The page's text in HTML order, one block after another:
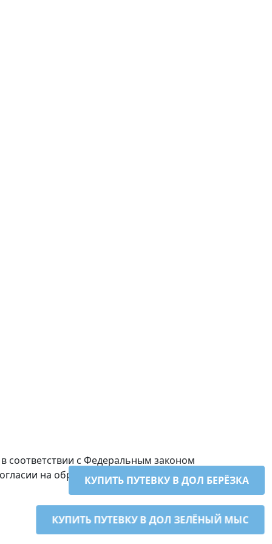
соответствии с Федеральным законом
на обработку персональных
КУПИТЬ ПУТЕВКУ В ДОЛ ЗЕЛЁНЫЙ МЫС
КУПИТЬ ПУТЕВКУ В ДОЛ БЕРЁЗКА